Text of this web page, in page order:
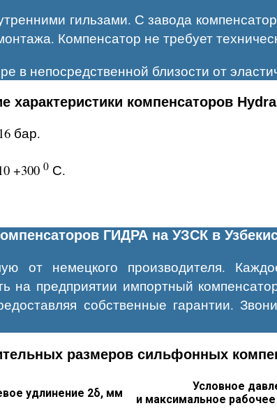
гильзами. С завода
Компенсатор не требует
в непосредственной близости от
характеристики компенсаторов
бар.
+300 0 С.
ГИДРА на УЗСК в
от немецкого производителя.
на предприятии импортный
собственные гарантии.
размеров сильфонных
удлинение 2δ, мм
Условное
и максимальное